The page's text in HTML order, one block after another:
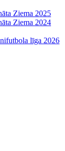
Ziema 2025
Ziema 2024
līga 2026